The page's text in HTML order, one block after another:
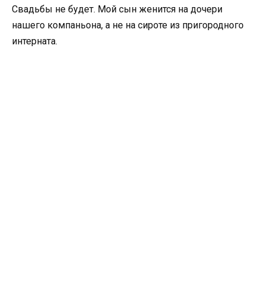
Свадьбы не будет. Мой сын женится на дочери
нашего компаньона, а не на сироте из пригородного
интерната.